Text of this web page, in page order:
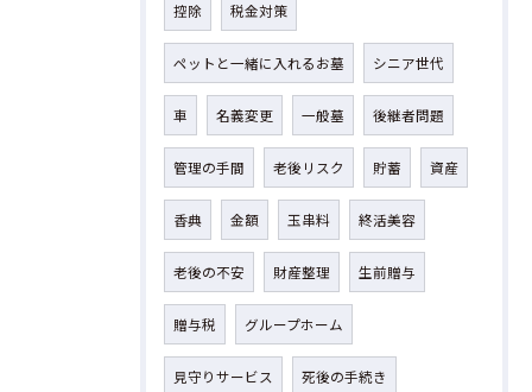
控除 税金対策
ペットと一緒に入れるお墓 シニア世代
車 名義変更 一般墓 後継者問題
管理の手間 老後リスク 貯蓄 資産
香典 金額 玉串料 終活美容
老後の不安 財産整理 生前贈与
贈与税 グループホーム
見守りサービス 死後の手続き